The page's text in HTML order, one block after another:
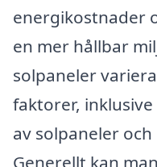
energikostnader
en mer hållbar
solpaneler
faktorer,
av solpaneler
Generellt kan